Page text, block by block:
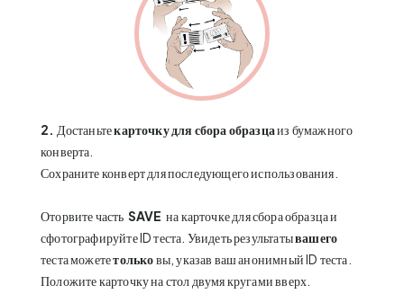
2. Достаньтекарточку для сбора образцаиз бумажного
конверта.
Сохраните конверт для последующего использования.
Оторвите часть SAVE на карточке для сбора образца и
сфотографируйте ID теста. Увидеть результатывашего
теста можететольковы, указав ваш анонимный ID теста.
Положите карточку на стол двумя кругами вверх.